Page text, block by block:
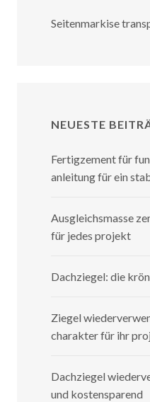
Seitenmarkise
NEUESTE
Fertigzement für
anleitung für ein
Ausgleichsmasse
für jedes projekt
Dachziegel: die
Ziegel
charakter für ihr
Dachziegel
und kostensparend